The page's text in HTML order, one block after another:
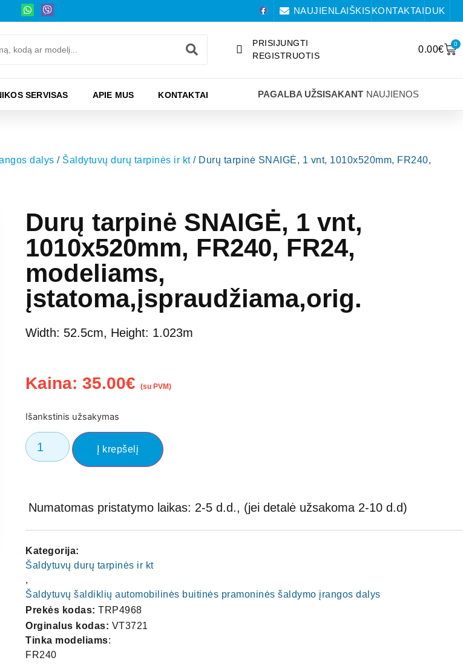
NAUJIENLAIŠKISKONTAKTAIDUK
PRISIJUNGTI
REGISTRUOTIS
0.00€
0
SERVISAS APIE MUS KONTAKTAI PAGALBA UŽSISAKANT NAUJIENOS
dalys / Šaldytuvų durų tarpinės ir kt/ Durų tarpinė SNAIGĖ, 1 vnt, 1010x520mm, FR240,
Durų tarpinė SNAIGĖ, 1 vnt,
1010x520mm, FR240, FR24,
modeliams,
įstatoma,įspraudžiama,orig.
Width: 52.5cm, Height: 1.023m
Kaina:35.00€ (su PVM)
Išankstinis užsakymas
Į krepšelį
Numatomas pristatymo laikas: 2-5 d.d., (jei detalė užsakoma 2-10 d.d)
Kategorija:
Šaldytuvų durų tarpinės ir kt
,
Šaldytuvų šaldiklių automobilinės buitinės pramoninės šaldymo įrangos dalys
Prekės kodas:TRP4968
Orginalus kodas: VT3721
Tinka modeliams:
FR240